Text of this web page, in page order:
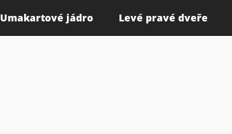
Umakartové jádro Levé pravé dveře